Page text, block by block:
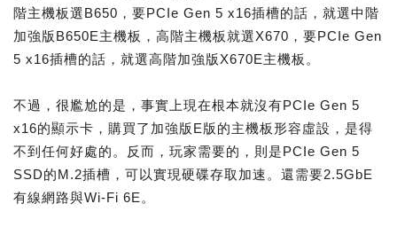
階主機板選B650，要PCIe Gen 5 x16插槽的話，就選中階
加強版B650E主機板，高階主機板就選X670，要PCIe Gen
5 x16插槽的話，就選高階加強版X670E主機板。
不過，很尷尬的是，事實上現在根本就沒有PCIe Gen 5
x16的顯示卡，購買了加強版E版的主機板形容虛設，是得
不到任何好處的。反而，玩家需要的，則是PCIe Gen 5
SSD的M.2插槽，可以實現硬碟存取加速。還需要2.5GbE
有線網路與Wi-Fi 6E。